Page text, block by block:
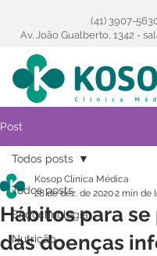
(41) 3907-
Av. João Gualberto, 1342 -
Post
Todos posts
Endocrinologia
Nutrição
Todos posts
Hábitos para
das doenças
Kosop Clínica Médica
28 de dez. de 20202 min de